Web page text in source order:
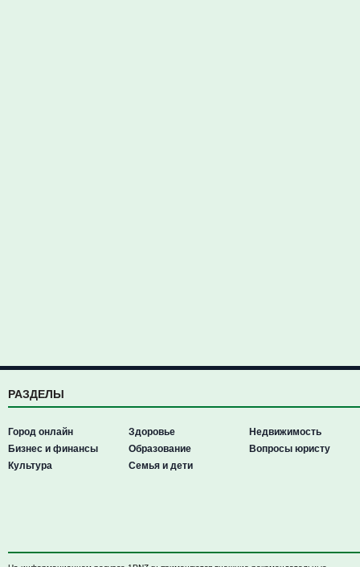
РАЗДЕЛЫ
Город онлайн
Бизнес и финансы
Культура
Здоровье
Образование
Семья и дети
Недвижимость
Вопросы юристу